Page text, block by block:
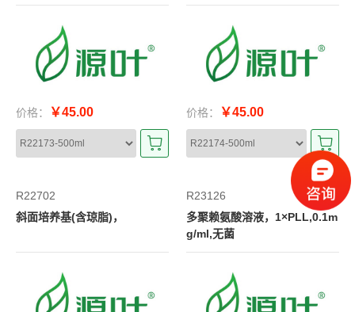
价格： ￥45.00 价格： ￥45.00
R22702
斜面培养基(含琼脂)，
R23126
多聚赖氨酸溶液，1×PLL,0.1m
g/ml,无菌